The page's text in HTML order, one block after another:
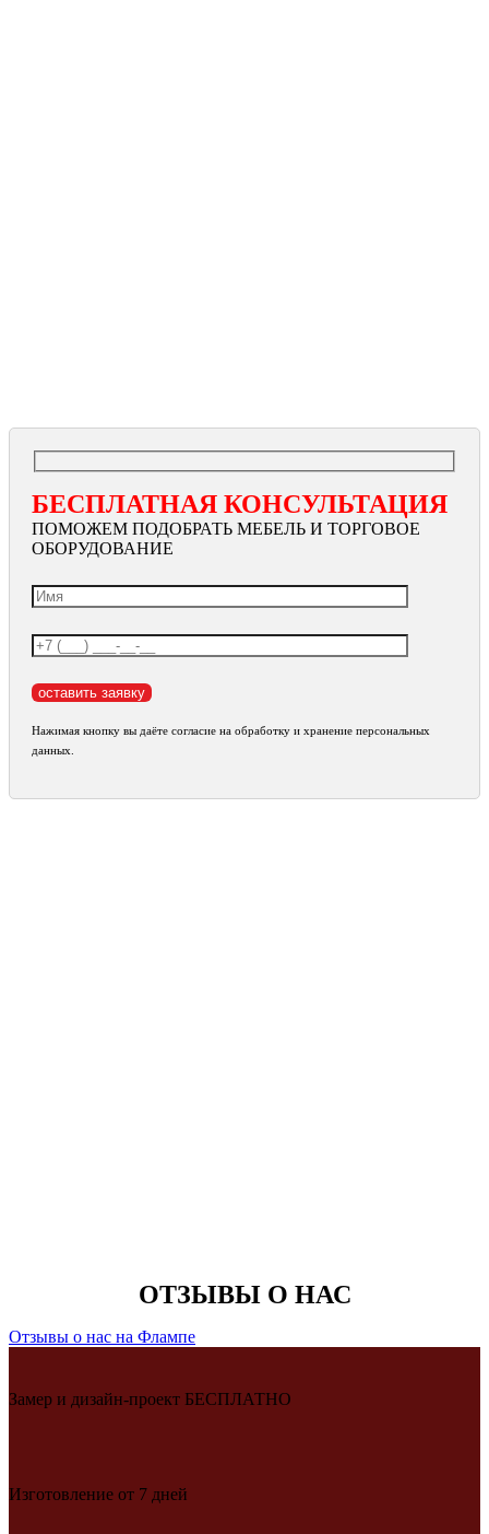
БЕСПЛАТНАЯ КОНСУЛЬТАЦИЯ
ПОМОЖЕМ ПОДОБРАТЬ МЕБЕЛЬ И ТОРГОВОЕ
ОБОРУДОВАНИЕ
Нажимая кнопку вы даёте согласие на обработку и хранение персональных
данных.
ОТЗЫВЫ О НАС
Отзывы о нас на Флампе
Замер и дизайн-проект БЕСПЛАТНО
Изготовление от 7 дней